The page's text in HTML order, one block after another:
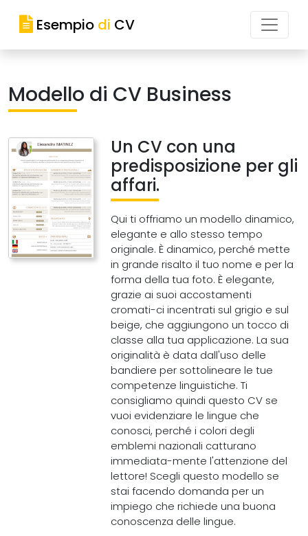
Esempio di CV
Modello di CV Business
Un CV con una
predisposizione per gli
affari.
Qui ti offriamo un modello dinamico,
elegante e allo stesso tempo
originale. È dinamico, perché mette
in grande risalto il tuo nome e per la
forma della tua foto. È elegante,
grazie ai suoi accostamenti
cromati-ci incentrati sul grigio e sul
beige, che aggiungono un tocco di
classe alla tua applicazione. La sua
originalità è data dall'uso delle
bandiere per sottolineare le tue
competenze linguistiche. Ti
consigliamo quindi questo CV se
vuoi evidenziare le lingue che
conosci, perché i colori degli
emblemi nazionali catturano
immediata-mente l'attenzione del
lettore! Scegli questo modello se
stai facendo domanda per un
impiego che richiede una buona
conoscenza delle lingue.